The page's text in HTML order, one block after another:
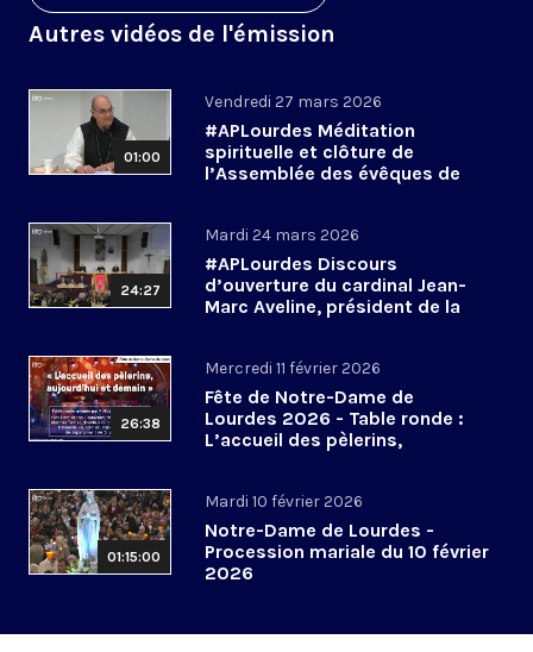
Autres vidéos de l'émission
01:00
Vendredi 27 mars 2026
#APLourdes Méditation
spirituelle et clôture de
l’Assemblée des évêques de
24:27
Mardi 24 mars 2026
#APLourdes Discours
d’ouverture du cardinal Jean-
Marc Aveline, président de la
26:38
Mercredi 11 février 2026
Fête de Notre-Dame de
Lourdes 2026 - Table ronde :
L’accueil des pèlerins,
01:15:00
Mardi 10 février 2026
Notre-Dame de Lourdes -
Procession mariale du 10 février
2026